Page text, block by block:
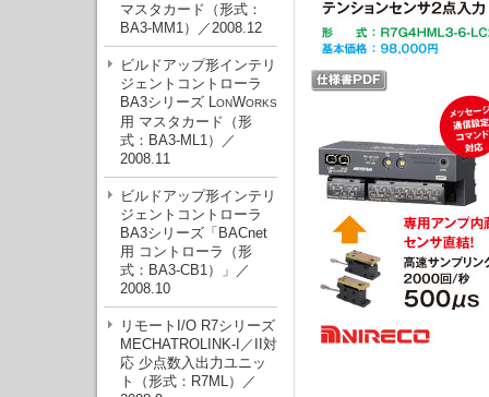
マスタカード（形式：
BA3-MM1）／2008.12
ビルドアップ形インテリ
ジェントコントローラ
BA3シリーズ LONWORKS
用 マスタカード（形
式：BA3-ML1）／
2008.11
ビルドアップ形インテリ
ジェントコントローラ
BA3シリーズ「BACnet
用 コントローラ（形
式：BA3-CB1）」／
2008.10
リモートI/O R7シリーズ
MECHATROLINK-I／II対
応 少点数入出力ユニッ
ト（形式：R7ML）／